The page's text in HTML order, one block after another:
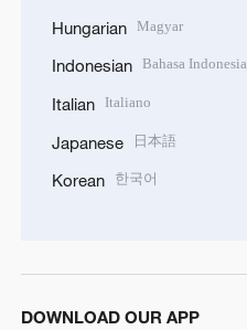
Hungarian Magyar
Indonesian Bahasa Indonesia
Italian Italiano
Japanese 日本語
Korean 한국어
DOWNLOAD OUR APP